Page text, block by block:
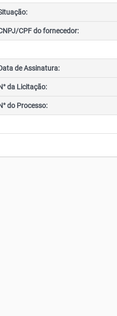
CPF do fornecedor:
de Assinatura:
da Licitação:
do Processo: